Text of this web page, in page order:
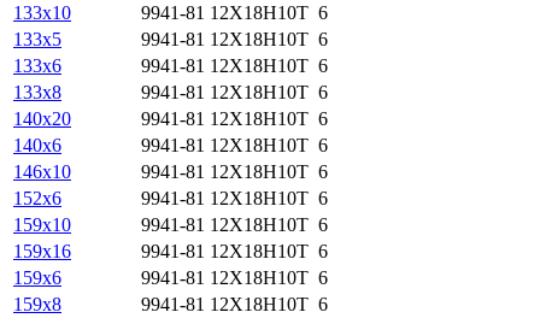
133х10
9941-81 12Х18Н10Т 6
133х5
9941-81 12Х18Н10Т 6
133х6
9941-81 12Х18Н10Т 6
133х8
9941-81 12Х18Н10Т 6
140х20
9941-81 12Х18Н10Т 6
140х6
9941-81 12Х18Н10Т 6
146х10
9941-81 12Х18Н10Т 6
152х6
9941-81 12Х18Н10Т 6
159х10
9941-81 12Х18Н10Т 6
159х16
9941-81 12Х18Н10Т 6
159х6
9941-81 12Х18Н10Т 6
159х8
9941-81 12Х18Н10Т 6